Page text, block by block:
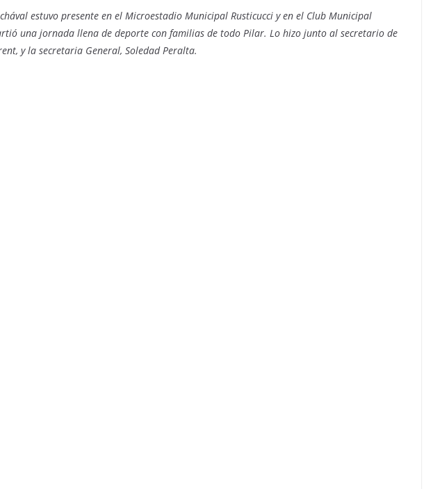
estuvo presente en el Microestadio Municipal Rusticucci y en el Club Municipal
una jornada llena de deporte con familias de todo Pilar. Lo hizo junto al secretario de
y la secretaria General, Soledad Peralta.